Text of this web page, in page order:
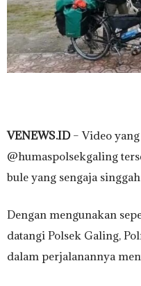
VENEWS.ID– Video
@humaspolsekgaling
bule yang sengaja
Dengan mengunakan
datangi Polsek Galing,
dalam perjalanannya